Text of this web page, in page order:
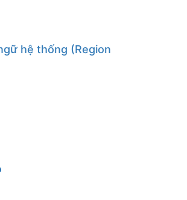
hệ thống (Region